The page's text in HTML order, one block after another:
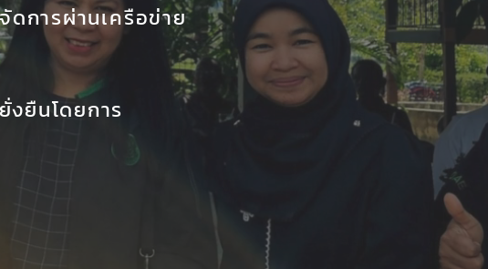
ดการผ่านเครือข่าย
งยืนโดยการ